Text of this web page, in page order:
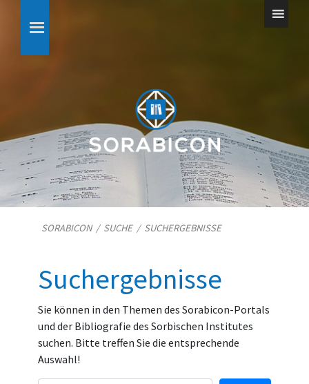
SORABICON/ SUCHE/ SUCHERGEBNISSE
Suchergebnisse
Sie können in den Themen des Sorabicon-Portals
und der Bibliografie des Sorbischen Institutes
suchen. Bitte treffen Sie die entsprechende
Auswahl!